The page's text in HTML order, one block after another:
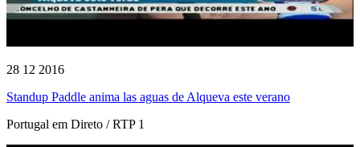
28 12 2016
Standup Paddle anima las aguas de Alqueva este verano
Portugal em Direto / RTP 1